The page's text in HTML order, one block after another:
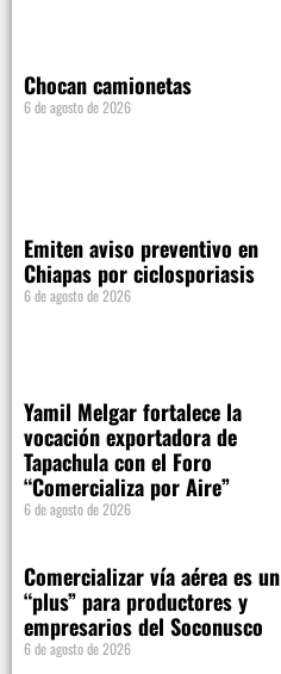
Chocan camionetas
6 de agosto de 2026
Emiten aviso preventivo en
Chiapas por ciclosporiasis
6 de agosto de 2026
Yamil Melgar fortalece la
vocación exportadora de
Tapachula con el Foro
“Comercializa por Aire”
6 de agosto de 2026
Comercializar vía aérea es un
“plus” para productores y
empresarios del Soconusco
6 de agosto de 2026